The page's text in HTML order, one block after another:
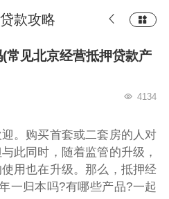
贷款攻略
常见北京经营抵押贷款产
4134
。购买首套或二套房的人对
此同时，随着监管的升级，
用也在升级。那么，抵押经
一归本吗?有哪些产品?一起